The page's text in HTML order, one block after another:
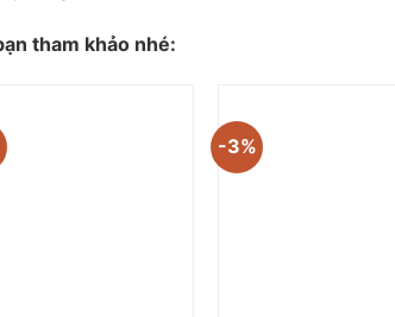
tham khảo nhé:
-3%